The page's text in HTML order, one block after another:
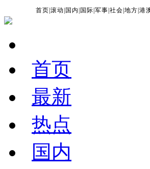
首页 |滚动 国内 国际 |军事 |社会 |地方 |港
首页
最新
热点
国内